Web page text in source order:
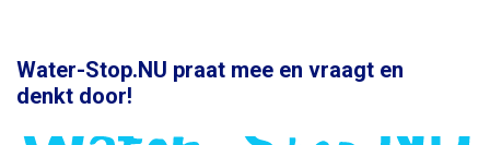
Water-Stop.NU praat mee en vraagt en
denkt door!